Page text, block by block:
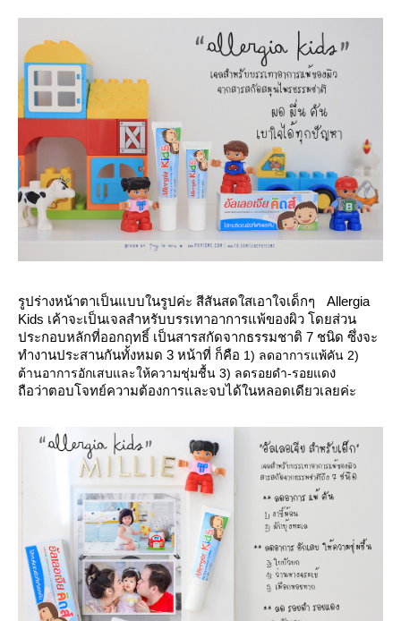
รูปร่างหน้าตาเป็นแบบในรูปค่ะ สีสันสดใสเอาใจเด็กๆ Allergia
Kids เค้าจะเป็นเจลสำหรับบรรเทาอาการแพ้ของผิว โดยส่วน
ประกอบหลักที่ออกฤทธิ์ เป็นสารสกัดจากธรรมชาติ 7 ชนิด ซึ่งจะ
ทำงานประสานกันทั้งหมด 3 หน้าที่ ก็คือ 1) ลดอาการแพ้คัน 2)
ต้านอาการอักเสบและให้ความชุ่มชื้น 3) ลดรอยดำ-รอยแดง
ถือว่าตอบโจทย์ความต้องการและจบได้ในหลอดเดียวเลยค่ะ